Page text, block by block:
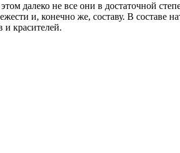
далеко не все они в достаточной
и, конечно же, составу. В составе
и красителей.